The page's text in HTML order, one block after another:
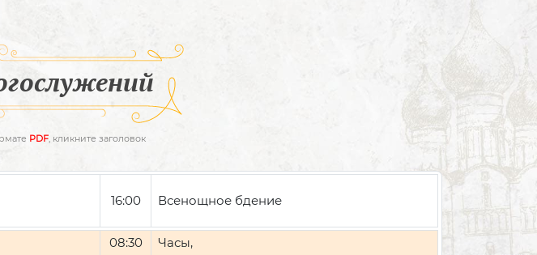
PDF, кликните заголовок
16:00 Всенощное бдение
08:30
Часы,